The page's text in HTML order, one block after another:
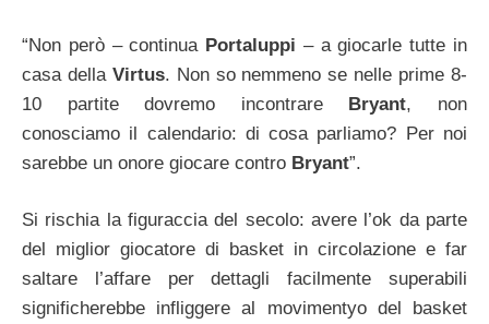
“Non però – continua Portaluppi – a giocarle tutte in
casa della Virtus. Non so nemmeno se nelle prime 8-
10 partite dovremo incontrare Bryant, non
conosciamo il calendario: di cosa parliamo? Per noi
sarebbe un onore giocare contro Bryant”.
Si rischia la figuraccia del secolo: avere l’ok da parte
del miglior giocatore di basket in circolazione e far
saltare l’affare per dettagli facilmente superabili
significherebbe infliggere al movimentyo del basket